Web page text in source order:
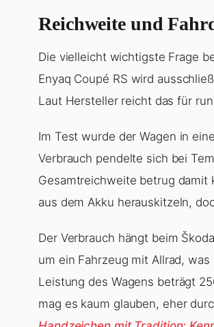
Reichweite und
Die vielleicht wichtigste Frage
Enyaq Coupé RS wird
Laut Hersteller reicht das für
Im Test wurde der Wagen in
Verbrauch pendelte sich bei
Gesamtreichweite betrug damit
aus dem Akku herauskitzeln,
Der Verbrauch hängt beim
um ein Fahrzeug mit Allrad,
Leistung des Wagens beträgt
mag es kaum glauben, eher